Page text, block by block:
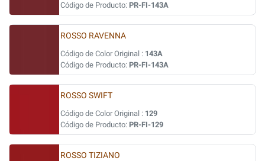
Código de Producto: PR-FI-143A
ROSSO RAVENNA
Código de Color Original : 143A
Código de Producto: PR-FI-143A
ROSSO SWIFT
Código de Color Original : 129
Código de Producto: PR-FI-129
ROSSO TIZIANO